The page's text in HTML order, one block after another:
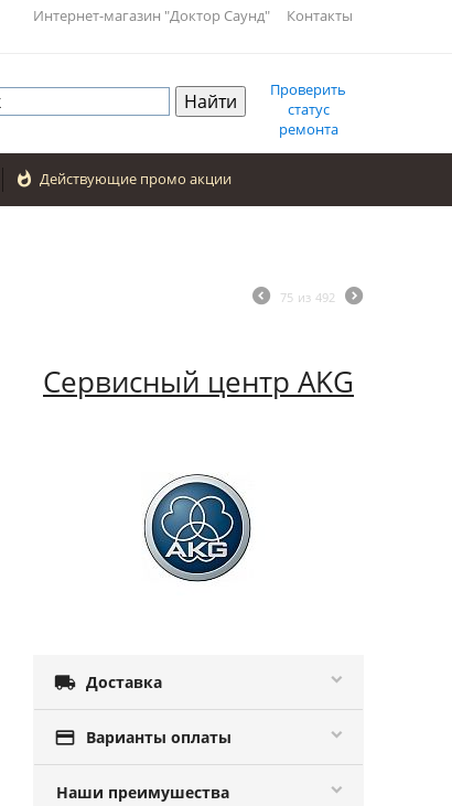
Интернет-магазин "Доктор Саунд" Контакты
Проверить
статус
ремонта
 Действующие промо акции
75 из 492
Сервисный центр AKG
 Доставка
 Варианты оплаты
Наши преимушества